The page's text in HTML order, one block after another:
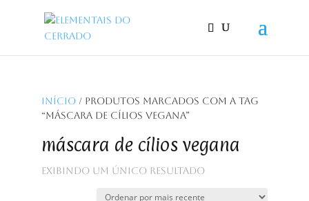
Início/ Produtos marcados com a tag
“máscara de cílios vegana”
máscara de cílios vegana
Exibindo um único resultado